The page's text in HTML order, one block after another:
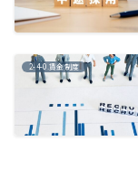
2-4-0.賃金制度